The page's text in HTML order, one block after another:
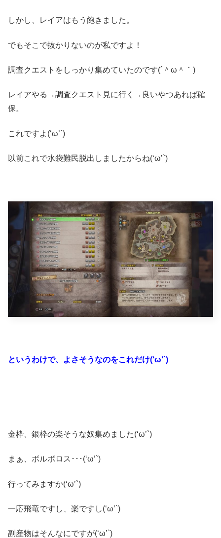
しかし、レイアはもう飽きました。
でもそこで抜かりないのが私ですよ！
調査クエストをしっかり集めていたのです(´＾ω＾｀)
レイアやる→調査クエスト見に行く→良いやつあれば確
保。
これですよ(‘ω’`)
以前これで水袋難民脱出しましたからね(‘ω’`)
というわけで、よさそうなのをこれだけ(‘ω’`)
金枠、銀枠の楽そうな奴集めました(‘ω’`)
まぁ、ボルボロス･･･(‘ω’`)
行ってみますか(‘ω’`)
一応飛竜ですし、楽ですし(‘ω’`)
副産物はそんなにですが(‘ω’`)